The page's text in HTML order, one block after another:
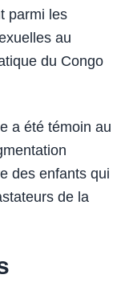
parmi les
au
du Congo
a été témoin au
des enfants qui
de la